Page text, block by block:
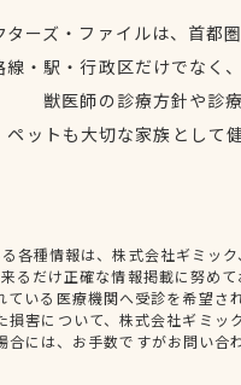
ターズ・ファイルは、首都
線・駅・行政区だけでなく
獣医師の診療方針や診
ペットも大切な家族として
各種情報は、株式会社ギミッ
るだけ正確な情報掲載に努め
ている医療機関へ受診を希望さ
損害について、株式会社ギミ
合には、お手数ですがお問い